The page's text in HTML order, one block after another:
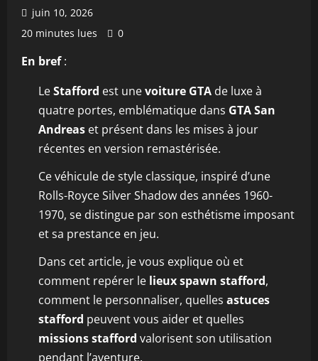
juin 10, 2026
20 minutes lues
0
En bref:
LeStafford est unevoiture GTA de luxe à
quatre portes, emblématique dans GTA San
Andreas et présent dans les mises à jour
récentes en version remastérisée.
Ce véhicule de style classique, inspiré d’une
Rolls-Royce Silver Shadow des années 1960-
1970, se distingue par son esthétisme imposant
et sa prestance en jeu.
Dans cet article, je vous explique où et
comment repérer le lieux spawn stafford,
comment le personnaliser, quelles astuces
stafford peuvent vous aider et quelles
missions stafford valorisent son utilisation
pendant l’aventure.